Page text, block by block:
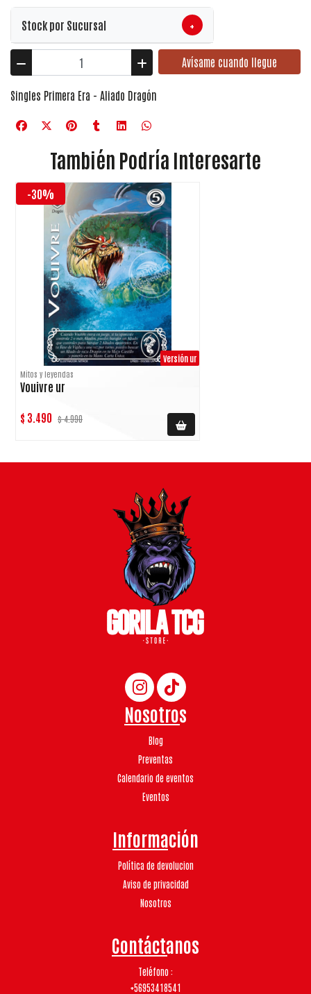
Stock por Sucursal +
Avísame cuando llegue
Singles Primera Era - Aliado Dragón
También Podría Interesarte
-30%
Versión ur
Mitos y leyendas
Vouivre ur
$ 3.490 $ 4.990
Nosotros
Blog
Preventas
Calendario de eventos
Eventos
Información
Política de devolucion
Aviso de privacidad
Nosotros
Contáctanos
Teléfono
+56953418541